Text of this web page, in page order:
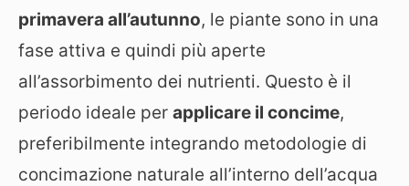
primavera all’autunno, le piante sono in una
fase attiva e quindi più aperte
all’assorbimento dei nutrienti. Questo è il
periodo ideale per applicare il concime,
preferibilmente integrando metodologie di
concimazione naturale all’interno dell’acqua